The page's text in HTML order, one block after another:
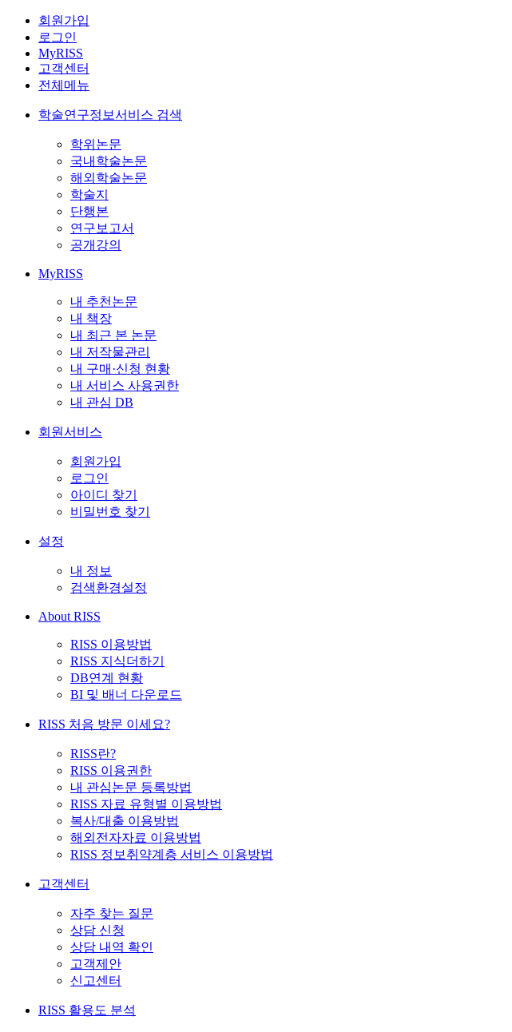
회원가입
로그인
MyRISS
고객센터
전체메뉴
학술연구정보서비스 검색
학위논문
국내학술논문
해외학술논문
학술지
단행본
연구보고서
공개강의
MyRISS
내 추천논문
내 책장
내 최근 본 논문
내 저작물관리
내 구매·신청 현황
내 서비스 사용권한
내 관심 DB
회원서비스
회원가입
로그인
아이디 찾기
비밀번호 찾기
설정
내 정보
검색환경설정
About RISS
RISS 이용방법
RISS 지식더하기
DB연계 현황
BI 및 배너 다운로드
RISS 처음 방문 이세요?
RISS란?
RISS 이용권한
내 관심논문 등록방법
RISS 자료 유형별 이용방법
복사/대출 이용방법
해외전자자료 이용방법
RISS 정보취약계층 서비스 이용방법
고객센터
자주 찾는 질문
상담 신청
상담 내역 확인
고객제안
신고센터
RISS 활용도 분석